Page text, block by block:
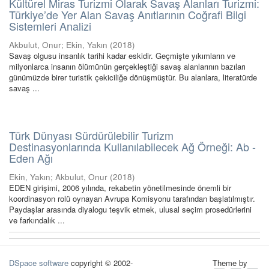
Türkiye’de Yer Alan Savaş Anıtlarının Coğrafi Bilgi
Sistemleri Analizi
Akbulut, Onur; Ekin, Yakın (2018)
Savaş olgusu insanlık tarihi kadar eskidir. Geçmişte yıkımların ve
milyonlarca insanın ölümünün gerçekleştiği savaş alanlarının bazıları
günümüzde birer turistik çekiciliğe dönüşmüştür. Bu alanlara, literatürde
savaş ...
Türk Dünyası Sürdürülebilir Turizm
Destinasyonlarında Kullanılabilecek Ağ Örneği: Ab -
Eden Ağı
Ekin, Yakın; Akbulut, Onur (2018)
EDEN girişimi, 2006 yılında, rekabetin yönetilmesinde önemli bir
koordinasyon rolü oynayan Avrupa Komisyonu tarafından başlatılmıştır.
Paydaşlar arasında diyalogu teşvik etmek, ulusal seçim prosedürlerini
ve farkındalık ...
DSpace software copyright © 2002-
Theme by